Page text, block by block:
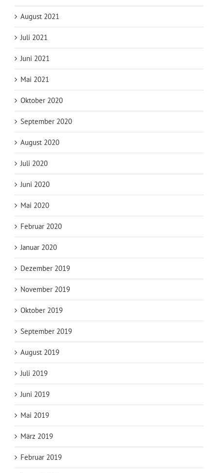
August 2021
Juli 2021
Juni 2021
Mai 2021
Oktober 2020
September 2020
August 2020
Juli 2020
Juni 2020
Mai 2020
Februar 2020
Januar 2020
Dezember 2019
November 2019
Oktober 2019
September 2019
August 2019
Juli 2019
Juni 2019
Mai 2019
März 2019
Februar 2019